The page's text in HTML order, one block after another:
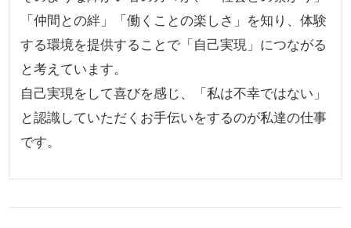
「仲間との絆」「働くことの楽しさ」を知り、体験
する環境を提供することで「自己実現」につながる
と考えています。
自己実現をして喜びを感じ、「私は不幸ではない」
と認識していただくお手伝いをするのが私達の仕事
です。